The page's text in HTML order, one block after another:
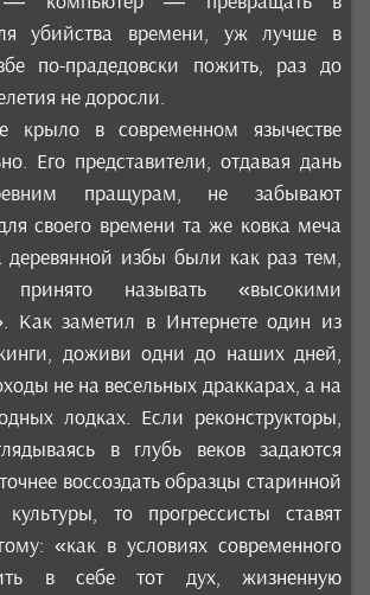
убийства времени, уж лучше в
по-прадедовски пожить, раз до
не доросли.
крыло в современном язычестве
Его представители, отдавая дань
пращурам, не забывают
своего времени та же ковка меча
деревянной избы были как раз тем,
называть «высокими
Как заметил в Интернете один из
доживи одни до наших дней,
не на весельных драккарах, а на
лодках. Если реконструкторы,
в глубь веков задаются
воссоздать образцы старинной
культуры, то прогрессисты ставят
«как в условиях современного
в себе тот дух, жизненную